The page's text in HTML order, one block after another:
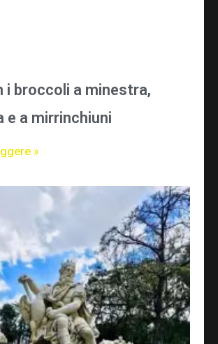
i broccoli a minestra,
e a mirrinchiuni
»